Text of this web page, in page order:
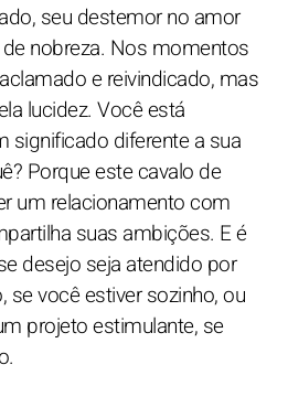
seu destemor no amor
nobreza. Nos momentos
e reivindicado, mas
lucidez. Você está
significado diferente a sua
Porque este cavalo de
um relacionamento com
suas ambições. E é
desejo seja atendido por
se você estiver sozinho, ou
projeto estimulante, se